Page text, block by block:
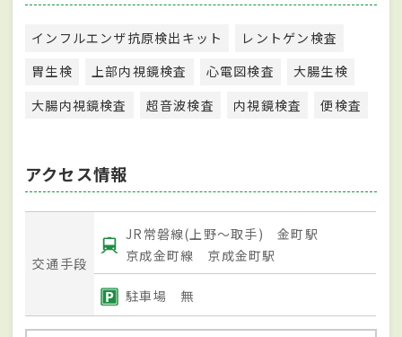
インフルエンザ抗原検出キット
レントゲン検査
胃生検
上部内視鏡検査 心電図検査
大腸生検
大腸内視鏡検査
超音波検査 内視鏡検査 便検査
アクセス情報
交通手段
JR常磐線(上野～取手) 金町駅
京成金町線 京成金町駅
駐車場 無